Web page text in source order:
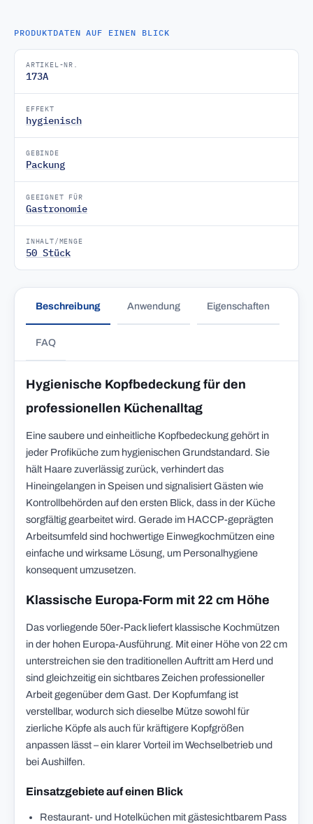
PRODUKTDATEN AUF EINEN BLICK
ARTIKEL-NR.
173A
EFFEKT
hygienisch
GEBINDE
Packung
GEEIGNET FÜR
Gastronomie
INHALT/MENGE
50 Stück
Beschreibung Anwendung Eigenschaften
FAQ
Hygienische Kopfbedeckung für den
professionellen Küchenalltag
Eine saubere und einheitliche Kopfbedeckung gehört in
jeder Profiküche zum hygienischen Grundstandard. Sie
hält Haare zuverlässig zurück, verhindert das
Hineingelangen in Speisen und signalisiert Gästen wie
Kontrollbehörden auf den ersten Blick, dass in der Küche
sorgfältig gearbeitet wird. Gerade im HACCP-geprägten
Arbeitsumfeld sind hochwertige Einwegkochmützen eine
einfache und wirksame Lösung, um Personalhygiene
konsequent umzusetzen.
Klassische Europa-Form mit 22 cm Höhe
Das vorliegende 50er-Pack liefert klassische Kochmützen
in der hohen Europa-Ausführung. Mit einer Höhe von 22 cm
unterstreichen sie den traditionellen Auftritt am Herd und
sind gleichzeitig ein sichtbares Zeichen professioneller
Arbeit gegenüber dem Gast. Der Kopfumfang ist
verstellbar, wodurch sich dieselbe Mütze sowohl für
zierliche Köpfe als auch für kräftigere Kopfgrößen
anpassen lässt – ein klarer Vorteil im Wechselbetrieb und
bei Aushilfen.
Einsatzgebiete auf einen Blick
Restaurant- und Hotelküchen mit gästesichtbarem Pass